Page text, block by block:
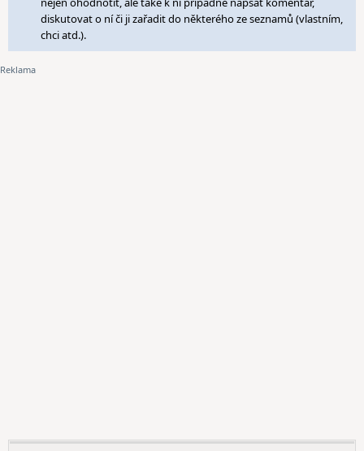
diskutovat o ní či ji zařadit do některého ze seznamů (vlastním,
chci atd.).